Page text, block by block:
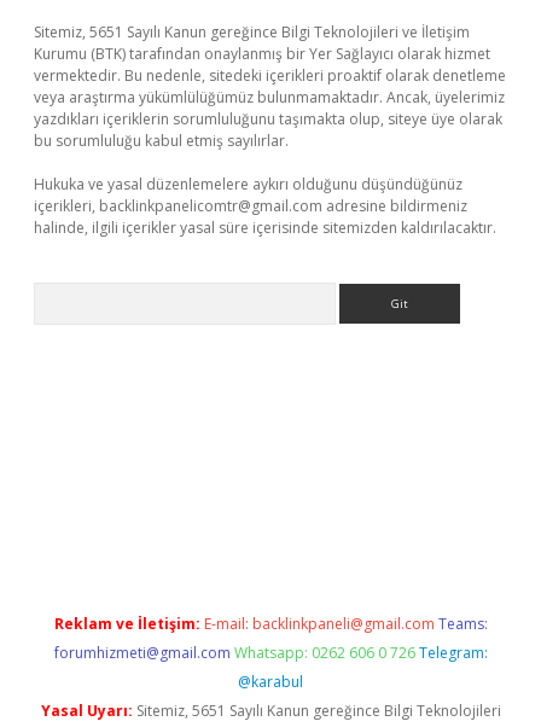
Sitemiz, 5651 Sayılı Kanun gereğince Bilgi Teknolojileri ve İletişim
Kurumu (BTK) tarafından onaylanmış bir Yer Sağlayıcı olarak hizmet
vermektedir. Bu nedenle, sitedeki içerikleri proaktif olarak denetleme
veya araştırma yükümlülüğümüz bulunmamaktadır. Ancak, üyelerimiz
yazdıkları içeriklerin sorumluluğunu taşımakta olup, siteye üye olarak
bu sorumluluğu kabul etmiş sayılırlar.
Hukuka ve yasal düzenlemelere aykırı olduğunu düşündüğünüz
içerikleri, backlinkpanelicomtr@gmail.com adresine bildirmeniz
halinde, ilgili içerikler yasal süre içerisinde sitemizden kaldırılacaktır.
Reklam ve İletişim: E-mail: backlinkpaneli@gmail.com Teams:
forumhizmeti@gmail.com Whatsapp: 0262 606 0 726 Telegram:
@karabul
Yasal Uyarı: Sitemiz, 5651 Sayılı Kanun gereğince Bilgi Teknolojileri